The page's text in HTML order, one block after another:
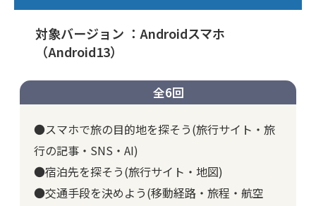
対象バージョン ：Androidスマホ
（Android13）
全6回
●スマホで旅の目的地を探そう(旅行サイト・旅
行の記事・SNS・AI)
●宿泊先を探そう(旅行サイト・地図)
●交通手段を決めよう(移動経路・旅程・航空